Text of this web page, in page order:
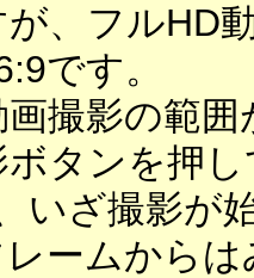
、フルHD
です。
撮影の範囲
タンを押
いざ撮影が
ームからは